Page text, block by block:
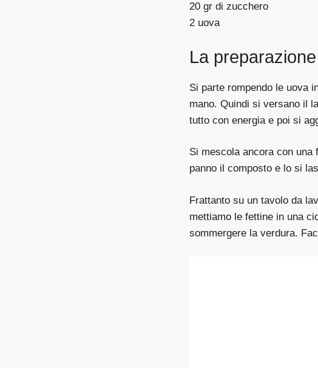
20 gr di zucchero
2 uova
La preparazione
Si parte rompendo le uova
mano. Quindi si versano il
tutto con energia e poi si
Si mescola ancora con
panno il composto e lo si
Frattanto su un tavolo da
mettiamo le fettine in una
sommergere la verdura.